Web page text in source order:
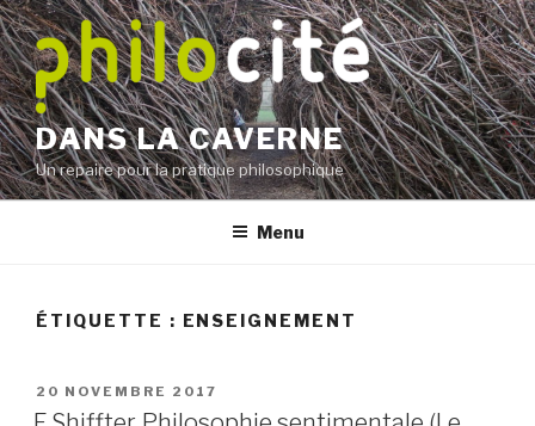
Aller
au
contenu
principal
DANS LA CAVERNE
Un repaire pour la pratique philosophique
Menu
ÉTIQUETTE : ENSEIGNEMENT
PUBLIÉ
LE
20 NOVEMBRE 2017